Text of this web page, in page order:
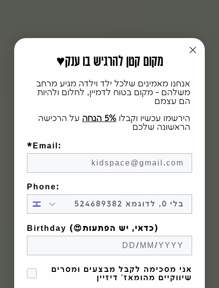
♥️מקום קטן להרגיש בו ענק
אנחנו מאמינים שלכל ילד וילדה מגיע מרחב
משלהם - מקום בטוח לדמיין, לחלום ולהיות
הם עצמם
הירשמו עכשיו וקבלו 5% הנחה
על הרכישה
הראשונה שלכם
*Email:
Phone:
Birthday (😍כדאי, יש הפתעות)
הסכמה לקבל מבצעים
אני מסכימה לקבל מבצעים ומסרים
שיווקיים מהומאז' דיזיין